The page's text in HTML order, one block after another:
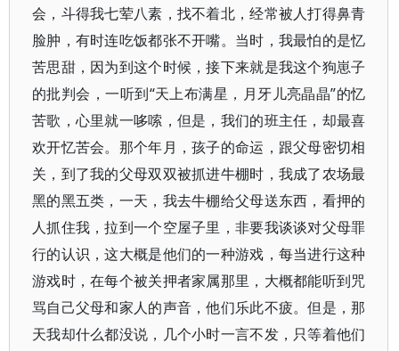
会，斗得我七荤八素，找不着北，经常被人打得鼻青
脸肿，有时连吃饭都张不开嘴。当时，我最怕的是忆
苦思甜，因为到这个时候，接下来就是我这个狗崽子
的批判会，一听到“天上布满星，月牙儿亮晶晶”的忆
苦歌，心里就一哆嗦，但是，我们的班主任，却最喜
欢开忆苦会。那个年月，孩子的命运，跟父母密切相
关，到了我的父母双双被抓进牛棚时，我成了农场最
黑的黑五类，一天，我去牛棚给父母送东西，看押的
人抓住我，拉到一个空屋子里，非要我谈谈对父母罪
行的认识，这大概是他们的一种游戏，每当进行这种
游戏时，在每个被关押者家属那里，大概都能听到咒
骂自己父母和家人的声音，他们乐此不疲。但是，那
天我却什么都没说，几个小时一言不发，只等着他们